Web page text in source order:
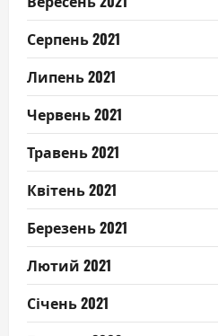
Серпень 2021
Липень 2021
Червень 2021
Травень 2021
Квітень 2021
Березень 2021
Лютий 2021
Січень 2021